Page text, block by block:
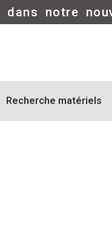
dans notre
Recherche matériels